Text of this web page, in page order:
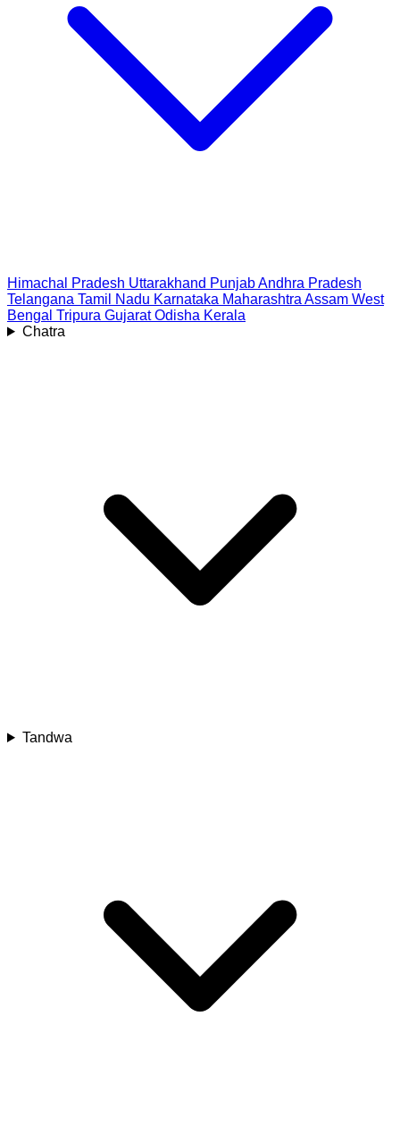
Himachal Pradesh Uttarakhand PunjabAndhra Pradesh
Telangana Tamil Nadu Karnataka Maharashtra Assam West
Bengal Tripura Gujarat Odisha Kerala
Chatra
Tandwa